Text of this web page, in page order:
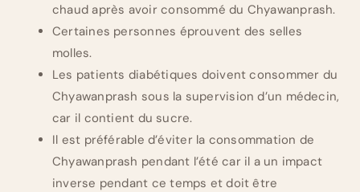
chaud après avoir consommé du Chyawanprash.
Certaines personnes éprouvent des selles
molles.
Les patients diabétiques doivent consommer du
Chyawanprash sous la supervision d’un médecin,
car il contient du sucre.
Il est préférable d’éviter la consommation de
Chyawanprash pendant l’été car il a un impact
inverse pendant ce temps et doit être